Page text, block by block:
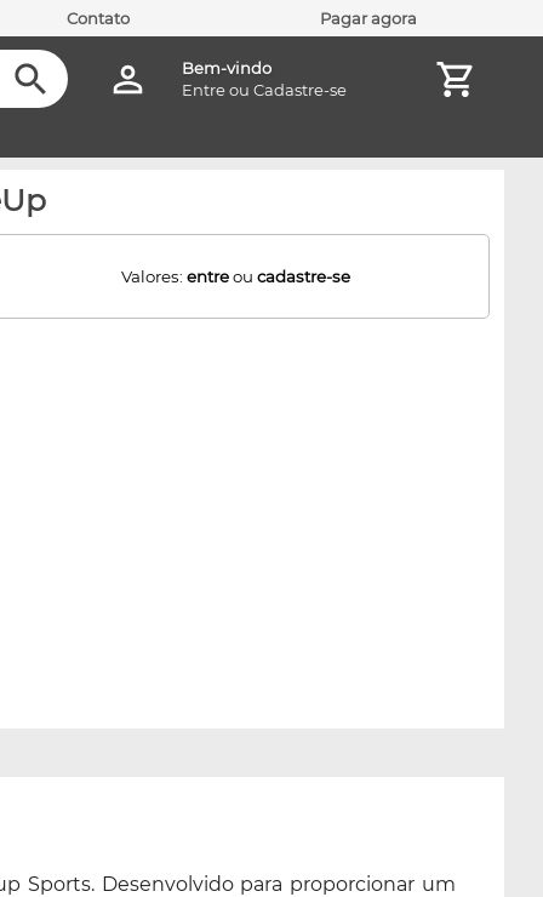
Contato Pagar agora
Bem-vindo
Entreou Cadastre-se
Valores:entreoucadastre-se
Sports. Desenvolvido para proporcionar um